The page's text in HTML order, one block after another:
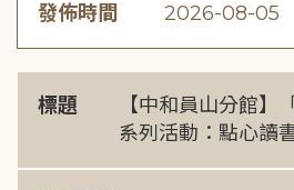
發佈時間 2026-08-05
標題
【中和員山分館】
系列活動：點心讀